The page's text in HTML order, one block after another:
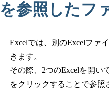
を参照したフ
Excelでは、別のExcelファ
きます。
その際、2つのExcelを開い
をクリックすることで参照